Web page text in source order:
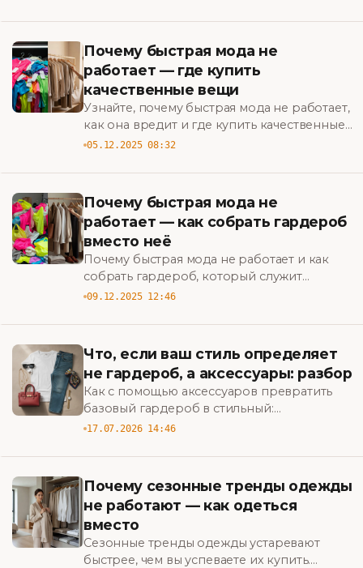
гардероб. BigBazar
Почему быстрая мода не
работает — где купить
качественные вещи
Узнайте, почему быстрая мода не работает,
как она вредит и где купить качественные
вещи — практичные советы и
гардероба. BigBazar
05.12.2025 08:32
Почему быстрая мода не
работает — как собрать гардероб
вместо неё
Почему быстрая мода не работает и как
собрать гардероб, который служит
дольше: практические советы по стилю,
BigBazar
09.12.2025 12:46
Что, если ваш стиль определяет
не гардероб, а аксессуары: разбор
Как с помощью аксессуаров превратить
базовый гардероб в стильный:
практические советы и неочевидные
17.07.2026 14:46
Почему сезонные тренды одежды
не работают — как одеться
вместо
Сезонные тренды одежды устаревают
быстрее, чем вы успеваете их купить.